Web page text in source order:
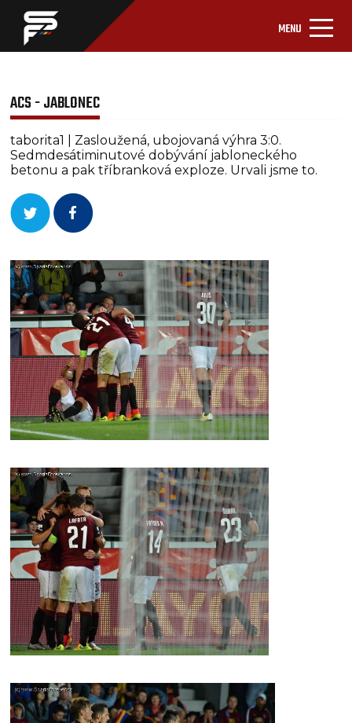
MENU
ACS - JABLONEC
taborita1 | Zasloužená, ubojovaná výhra 3:0.
Sedmdesátiminutové dobývání jabloneckého
betonu a pak tříbranková exploze. Urvali jsme to.